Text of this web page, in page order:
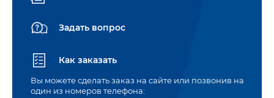
Задать вопрос
Как заказать
Вы можете сделать заказ на сайте или позвонив на
один из номеров телефона: